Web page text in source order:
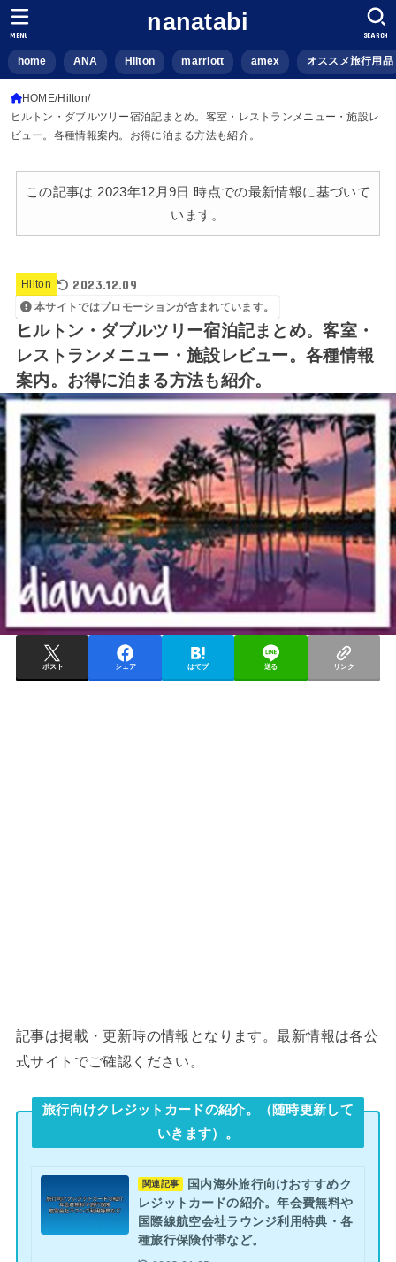
nanatabi
home ANA Hilton marriott amex オススメ旅行用品
SEARCH
MENU
HOME Hilton
ヒルトン・ダブルツリー宿泊記まとめ。客室・レストランメニュー・施設レ
ビュー。各種情報案内。お得に泊まる方法も紹介。
この記事は 2023年12月9日 時点での最新情報に基づいて
います。
Hilton 2023.12.09
本サイトではプロモーションが含まれています。
ヒルトン・ダブルツリー宿泊記まとめ。客室・
レストランメニュー・施設レビュー。各種情報
案内。お得に泊まる方法も紹介。
ポスト シェア はてブ 送る リンク
記事は掲載・更新時の情報となります。最新情報は各公
式サイトでご確認ください。
旅行向けクレジットカードの紹介。（随時更新して
いきます）。
関連記事
国内海外旅行向けおすすめク
レジットカードの紹介。年会費無料や
国際線航空会社ラウンジ利用特典・各
種旅行保険付帯など。